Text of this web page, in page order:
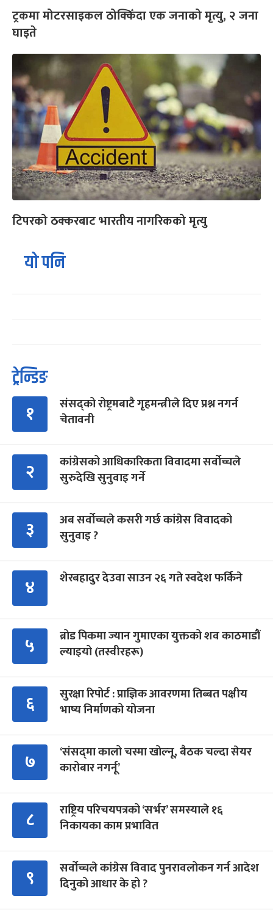
ट्रकमा मोटरसाइकल ठोक्किँदा एक जनाको मृत्यु, २ जना
घाइते
टिपरको ठक्करबाट भारतीय नागरिकको मृत्यु
यो पनि
ट्रेन्डिङ
१
संसद्को रोष्ट्रमबाटै गृहमन्त्रीले दिए प्रश्न नगर्न
चेतावनी
२
कांग्रेसको आधिकारिकता विवादमा सर्वोच्चले
सुरुदेखि सुनुवाइ गर्ने
३
अब सर्वोच्चले कसरी गर्छ कांग्रेस विवादको
सुनुवाइ ?
४ शेरबहादुर देउवा साउन २६ गते स्वदेश फर्किने
५
ब्रोड पिकमा ज्यान गुमाएका युक्तको शव काठमाडौं
ल्याइयो (तस्वीरहरू)
६
सुरक्षा रिपोर्ट : प्राज्ञिक आवरणमा तिब्बत पक्षीय
भाष्य निर्माणको योजना
७
‘संसद्‍मा कालो चस्मा खोल्नू, बैठक चल्दा सेयर
कारोबार नगर्नू’
८
राष्ट्रिय परिचयपत्रको ‘सर्भर’ समस्याले १६
निकायका काम प्रभावित
९
सर्वोच्चले कांग्रेस विवाद पुनरावलोकन गर्न आदेश
दिनुको आधार के हो ?